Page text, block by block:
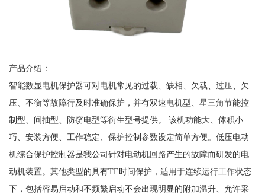
产品介绍：
智能数显电机保护器可对电机常见的过载、缺相、欠载、过压、欠
压、不衡等故障行及时准确保护，并有双速电机型、星三角节能控
制型、间抽型、防窃电型等衍生型号提供。
该机功能大、体积小
巧、安装方便、工作稳定、保护控制参数设定简单方便。低压电动
机综合保护控制器是我公司针对电动机回路产生的故障而研发的电
动机装置。其他类型的具有TE时间保护，适用于连续运行工作状态
下，包括容易启动和不频繁启动不会出现明显的附加温升、允许采